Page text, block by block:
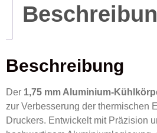
Beschreibung
Der 1,75 mm Aluminium-
zur Verbesserung der thermischen
Druckers. Entwickelt mit Präzision